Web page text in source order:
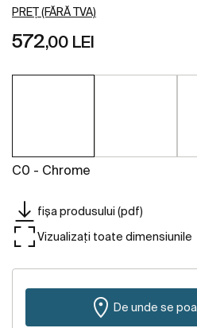
PREȚ (FĂRĂ TVA)
572,00 LEI
C0 - Chrome
fișa produsului (pdf)
Vizualizați toate dimensiunile
De unde se